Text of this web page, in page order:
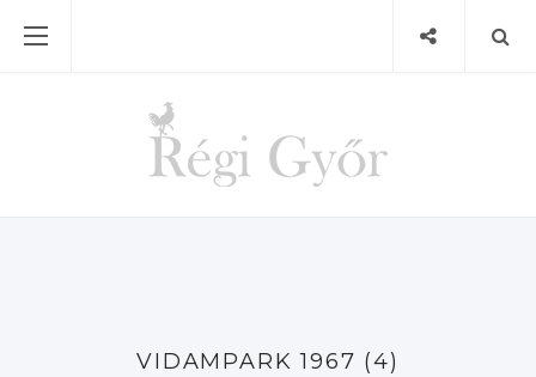
VIDAMPARK 1967 (4)